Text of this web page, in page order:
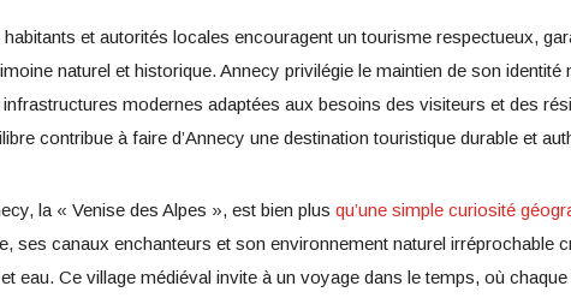
habitants et autorités locales encouragent un tourisme respectueux,
naturel et historique. Annecy privilégie le maintien de son
modernes adaptées aux besoins des visiteurs et des
contribue à faire d’Annecy une destination touristique durable et
la « Venise des Alpes », est bien plus qu’une simple curiosité
ses canaux enchanteurs et son environnement naturel irréprochable
eau. Ce village médiéval invite à un voyage dans le temps, où